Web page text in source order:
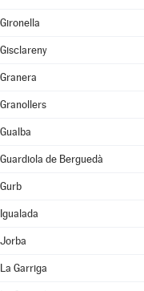
Gironella
Gisclareny
Granera
Granollers
Gualba
Guardiola de Berguedà
Gurb
Igualada
Jorba
La Garriga